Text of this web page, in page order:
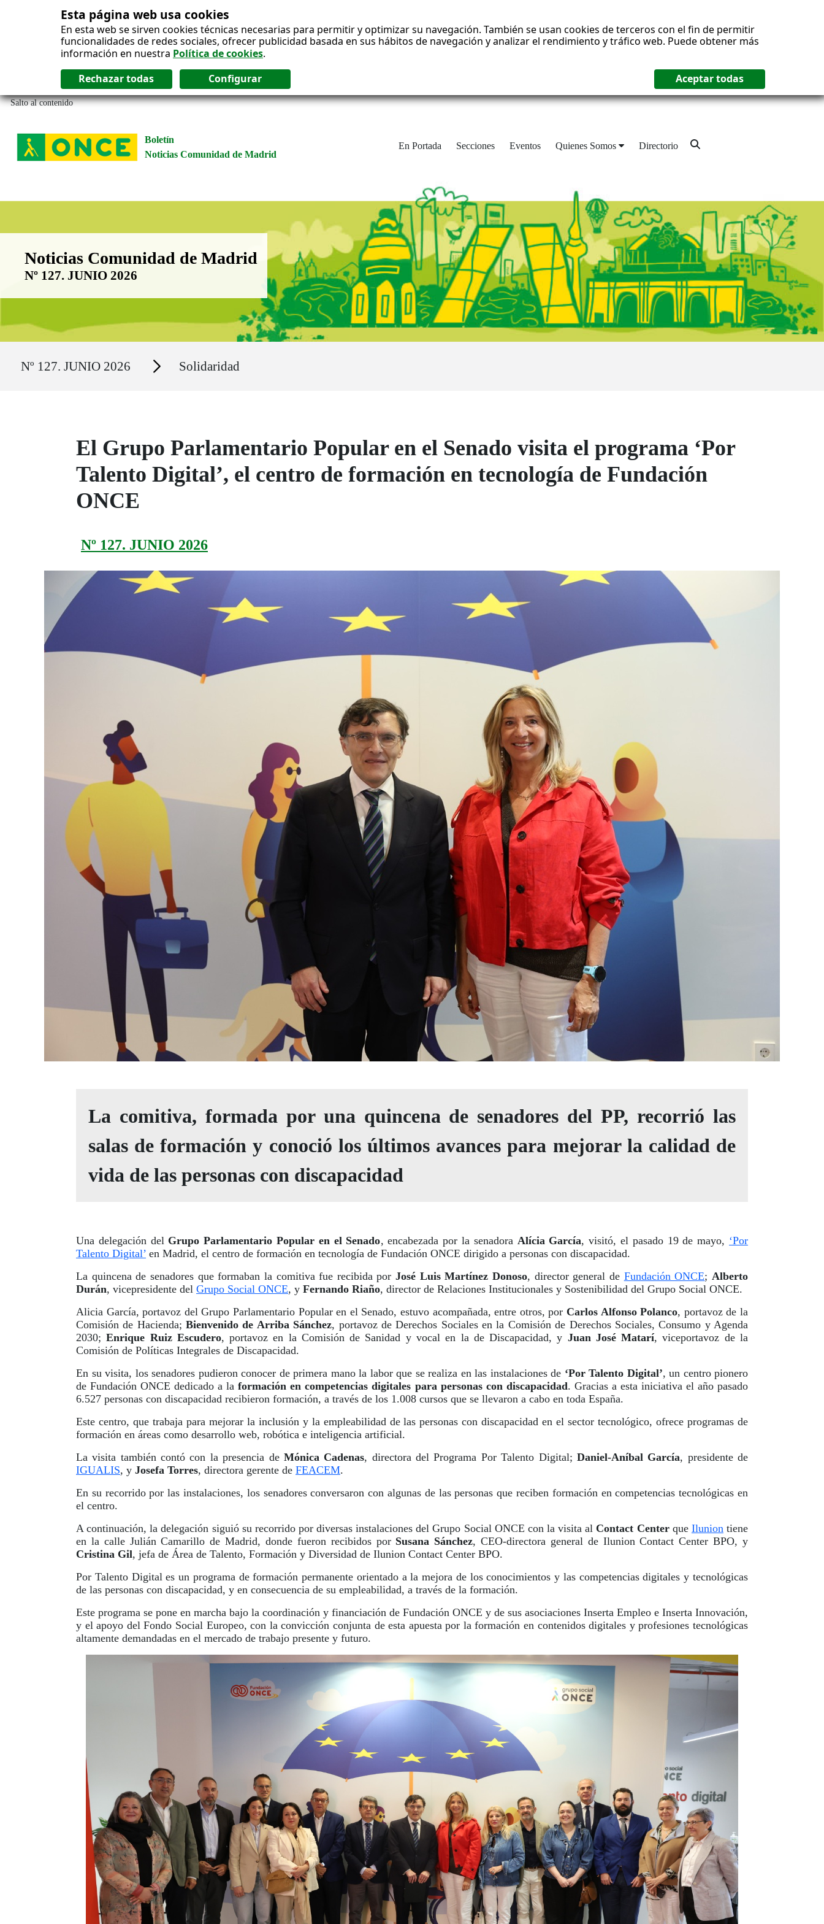
Esta página web usa cookies
En esta web se sirven cookies técnicas necesarias para permitir y optimizar su navegación. También se usan cookies de terceros con el fin de permitir
funcionalidades de redes sociales, ofrecer publicidad basada en sus hábitos de navegación y analizar el rendimiento y tráfico web. Puede obtener más
información en nuestra Política de cookies.
Salto al contenido
Boletín
Noticias Comunidad de Madrid
En Portada Secciones Eventos Quienes Somos Directorio
Boletín Noticias Comunidad de Madrid
Noticias Comunidad de Madrid
Nº 127. JUNIO 2026
Nº 127. JUNIO 2026 Secciones Solidaridad
El Grupo Parlamentario Popular en el Senado visita el programa ‘Por
Talento Digital’, el centro de formación en tecnología de Fundación
ONCE
Nº 127. JUNIO 2026
La comitiva, formada por una quincena de senadores del PP, recorrió las
salas de formación y conoció los últimos avances para mejorar la calidad de
vida de las personas con discapacidad
Una delegación del Grupo Parlamentario Popular en el Senado, encabezada por la senadora Alícia García, visitó, el pasado 19 de mayo, ‘Por
Talento Digital’ en Madrid, el centro de formación en tecnología de Fundación ONCE dirigido a personas con discapacidad.
La quincena de senadores que formaban la comitiva fue recibida porJosé Luis Martínez Donoso, director general de Fundación ONCE;Alberto
Durán, vicepresidente del Grupo Social ONCE, y Fernando Riaño, director de Relaciones Institucionales y Sostenibilidad del Grupo Social ONCE.
Alicia García, portavoz del Grupo Parlamentario Popular en el Senado, estuvo acompañada, entre otros, por Carlos Alfonso Polanco, portavoz de la
Comisión de Hacienda;Bienvenido de Arriba Sánchez, portavoz de Derechos Sociales en la Comisión de Derechos Sociales, Consumo y Agenda
2030;Enrique Ruiz Escudero, portavoz en la Comisión de Sanidad y vocal en la de Discapacidad, y Juan José Matarí, viceportavoz de la
Comisión de Políticas Integrales de Discapacidad.
En su visita, los senadores pudieron conocer de primera mano la labor que se realiza en las instalaciones de ‘Por Talento Digital’, un centro pionero
de Fundación ONCE dedicado a laformación en competencias digitales para personas con discapacidad. Gracias a esta iniciativa el año pasado
6.527 personas con discapacidad recibieron formación, a través de los 1.008 cursos que se llevaron a cabo en toda España.
Este centro, que trabaja para mejorar la inclusión y la empleabilidad de las personas con discapacidad en el sector tecnológico, ofrece programas de
formación en áreas como desarrollo web, robótica e inteligencia artificial.
La visita también contó con la presencia de Mónica Cadenas, directora del Programa Por Talento Digital; Daniel-Aníbal García, presidente de
IGUALIS, y Josefa Torres, directora gerente de FEACEM.
En su recorrido por las instalaciones, los senadores conversaron con algunas de las personas que reciben formación en competencias tecnológicas en
el centro.
A continuación, la delegación siguió su recorrido por diversas instalaciones del Grupo Social ONCE con la visita al Contact Centerque Iluniontiene
en la calle Julián Camarillo de Madrid, donde fueron recibidos por Susana Sánchez, CEO-directora general de Ilunion Contact Center BPO, y
Cristina Gil, jefa de Área de Talento, Formación y Diversidad de Ilunion Contact Center BPO.
Por Talento Digital es un programa de formación permanente orientado a la mejora de los conocimientos y las competencias digitales y tecnológicas
de las personas con discapacidad, y en consecuencia de su empleabilidad, a través de la formación.
Este programa se pone en marcha bajo la coordinación y financiación de Fundación ONCE y de sus asociaciones Inserta Empleo e Inserta Innovación,
y el apoyo del Fondo Social Europeo, con la convicción conjunta de esta apuesta por la formación en contenidos digitales y profesiones tecnológicas
altamente demandadas en el mercado de trabajo presente y futuro.